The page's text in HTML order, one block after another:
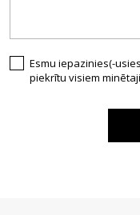
Esmu iepazinies(-
piekrītu visiem